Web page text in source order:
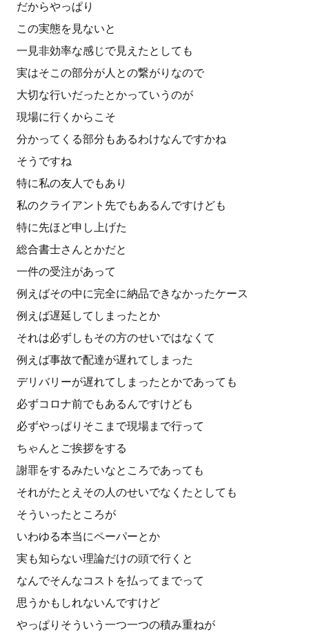
だからやっぱり
この実態を見ないと
一見非効率な感じで見えたとしても
実はそこの部分が人との繋がりなので
大切な行いだったとかっていうのが
現場に行くからこそ
分かってくる部分もあるわけなんですかね
そうですね
特に私の友人でもあり
私のクライアント先でもあるんですけども
特に先ほど申し上げた
総合書士さんとかだと
一件の受注があって
例えばその中に完全に納品できなかったケース
例えば遅延してしまったとか
それは必ずしもその方のせいではなくて
例えば事故で配達が遅れてしまった
デリバリーが遅れてしまったとかであっても
必ずコロナ前でもあるんですけども
必ずやっぱりそこまで現場まで行って
ちゃんとご挨拶をする
謝罪をするみたいなところであっても
それがたとえその人のせいでなくたとしても
そういったところが
いわゆる本当にペーパーとか
実も知らない理論だけの頭で行くと
なんでそんなコストを払ってまでって
思うかもしれないんですけど
やっぱりそういう一つ一つの積み重ねが